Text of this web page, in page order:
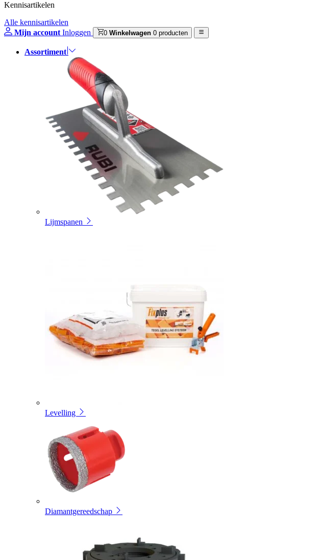
Kennisartikelen
Alle kennisartikelen
Mijn account Inloggen 0 Winkelwagen 0 producten
Assortiment
Lijmspanen
Levelling
Diamantgereedschap